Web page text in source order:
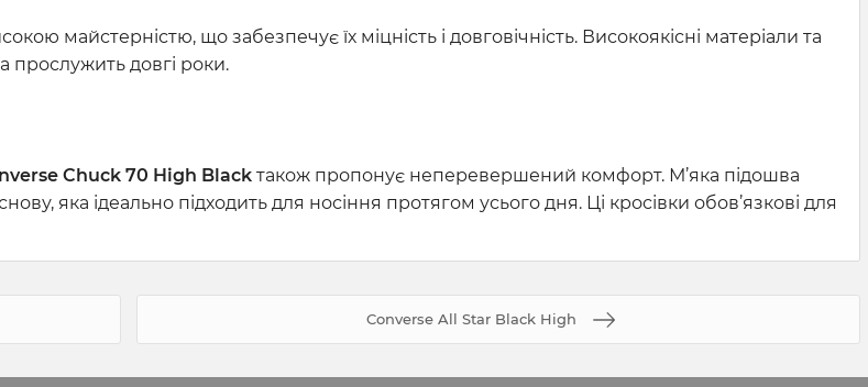
майстерністю, що забезпечує їх міцність і довговічність. Високоякісні матеріали та
прослужить довгі роки.
Chuck 70 High Black також пропонує неперевершений комфорт. М’яка підошва
яка ідеально підходить для носіння протягом усього дня. Ці кросівки обов’язкові для
Converse All Star Black High